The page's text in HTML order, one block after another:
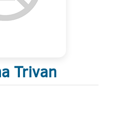
Trivan